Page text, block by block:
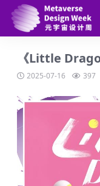
《Little
2025-07-16 397